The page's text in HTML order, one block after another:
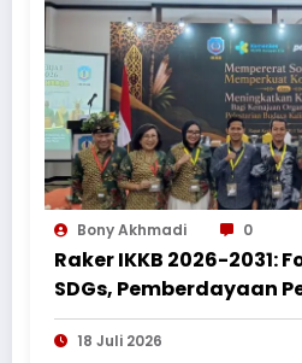
Bony Akhmadi 0
Raker IKKB 2026-2031:
SDGs, Pemberdayaan
Penguatan Bantuan
Perantau Kalbar
18 Juli 2026